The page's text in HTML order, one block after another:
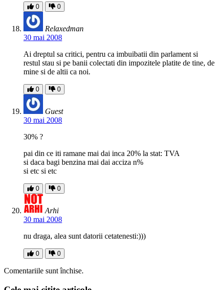
0 0
Relaxedman
30 mai 2008
Ai dreptul sa critici, pentru ca imbuibatii din parlament si
restul stau si pe banii colectati din impozitele platite de tine, de
mine si de altii ca noi.
0 0
Guest
30 mai 2008
30% ?
pai din ce iti ramane mai dai inca 20% la stat: TVA
si daca bagi benzina mai dai acciza n%
si etc si etc
0 0
Arhi
30 mai 2008
nu draga, alea sunt datorii cetatenesti:)))
0 0
Comentariile sunt închise.